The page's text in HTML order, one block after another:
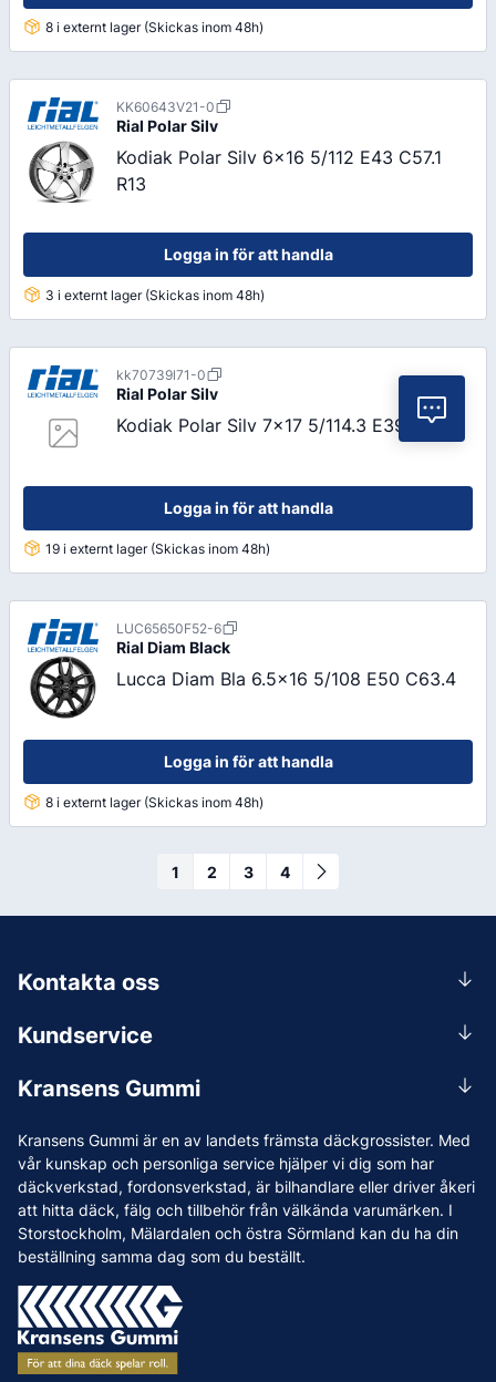
8 i externt lager (Skickas inom 48h)
KK60643V21-0
Rial Polar Silv
Kodiak Polar Silv 6x16 5/112 E43 C57.1
R13
Logga in för att handla
3 i externt lager (Skickas inom 48h)
kk70739l71-0
Rial Polar Silv
Kodiak Polar Silv 7x17 5/114.3 E39 C60.1
Logga in för att handla
19 i externt lager (Skickas inom 48h)
LUC65650F52-6
Rial Diam Black
Lucca Diam Bla 6.5x16 5/108 E50 C63.4
Logga in för att handla
8 i externt lager (Skickas inom 48h)
1 2 3 4
Kransens Gummi är en av landets främsta däckgrossister. Med
vår kunskap och personliga service hjälper vi dig som har
däckverkstad, fordonsverkstad, är bilhandlare eller driver åkeri
att hitta däck, fälg och tillbehör från välkända varumärken. I
Storstockholm, Mälardalen och östra Sörmland kan du ha din
beställning samma dag som du beställt.
Kundservice
Leverans
Reklamation & återköp
Betalning & faktura
Köpvillkor
Vanliga frågor och svar
Kransens Gummi
Vi som jobbar på Kransens Gummi
Jobba hos oss
Nyheter
Tips & Råd
Varumärken
Våra Verkstäder
Press
Kontakta oss
0156-409 00
Mån-Tors 07.30-16:30, Fre 07.30-15.00.
Lunchstängt 12:00-12:30